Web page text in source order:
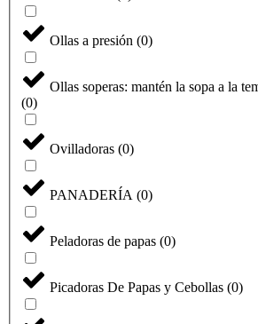
Ollas a presión (0)
Ollas soperas: mantén la sopa a la
(0)
Ovilladoras (0)
PANADERÍA (0)
Peladoras de papas (0)
Picadoras De Papas y Cebollas (0)